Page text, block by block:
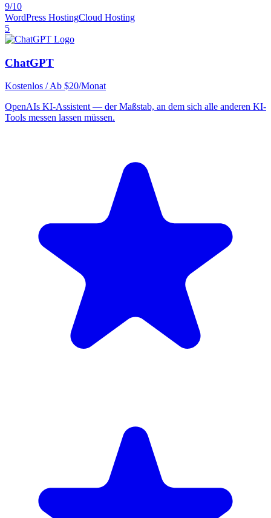
9/10
WordPress HostingCloud Hosting
5
ChatGPT
Kostenlos / Ab $20/Monat
OpenAIs KI-Assistent — der Maßstab, an dem sich alle anderen KI-
Tools messen lassen müssen.